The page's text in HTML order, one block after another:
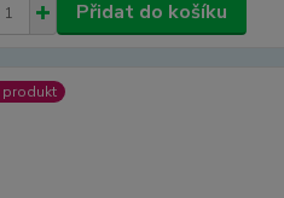
Přidat do košíku
produkt